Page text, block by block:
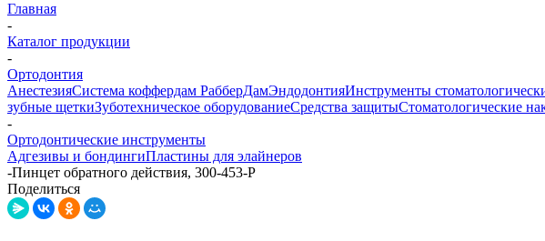
Главная
-
Каталог продукции
-
Ортодонтия
АнестезияСистема коффердам РабберДамЭндодонтияИнструменты
зубные щеткиЗуботехническое оборудованиеСредства защитыСтоматологические
-
Ортодонтические инструменты
Адгезивы и бондингиПластины для элайнеров
-Пинцет обратного действия, 300-453-P
Поделиться